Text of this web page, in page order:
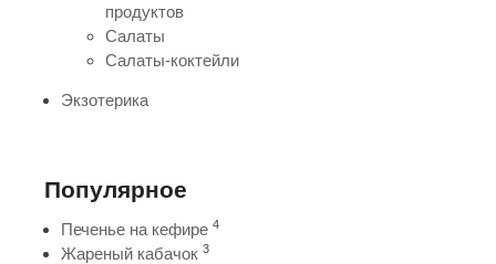
продуктов
Салаты
Салаты-коктейли
Экзотерика
Популярное
Печенье на кефире 4
Жареный кабачок 3